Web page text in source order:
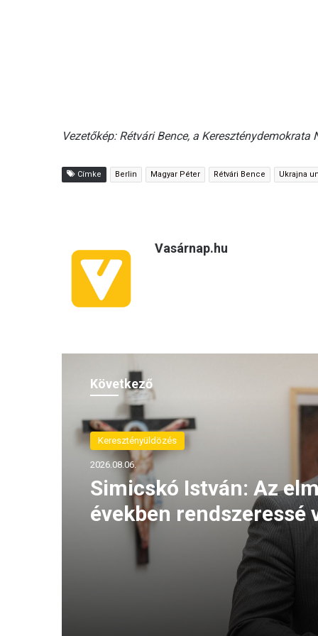
Vezetőkép: Rétvári Bence, a
Címke Berlin Magyar Péter Rétvári Bence Ukrajna
Vasárnap.hu
Következő
Keresztényüldözés
2026.08.06.
Simicskó István: Az
években rendszeressé
keresztények elleni
megnyilvánulások